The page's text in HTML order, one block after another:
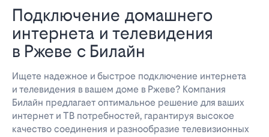
Подключение домашнего
интернета и телевидения
в Ржеве с Билайн
Ищете надежное и быстрое подключение интернета
и телевидения в вашем доме в Ржеве? Компания
Билайн предлагает оптимальное решение для ваших
интернет и ТВ потребностей, гарантируя высокое
качество соединения и разнообразие телевизионных